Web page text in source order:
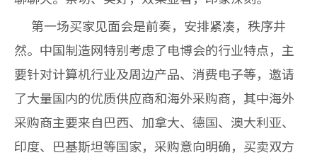
第一场买家见面会是前奏，安排紧凑，秩序井
然。中国制造网特别考虑了电博会的行业特点，主
要针对计算机行业及周边产品、消费电子等，邀请
了大量国内的优质供应商和海外采购商，其中海外
采购商主要来自巴西、加拿大、德国、澳大利亚、
印度、巴基斯坦等国家，采购意向明确，买卖双方